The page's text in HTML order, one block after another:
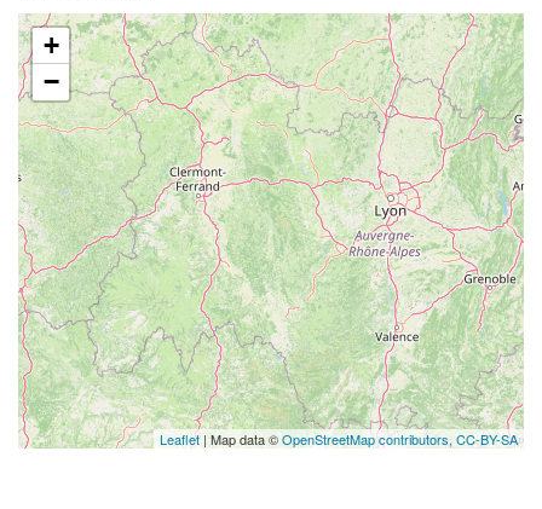
+
−
Leaflet | Map data ©OpenStreetMap contributors, CC-BY-SA